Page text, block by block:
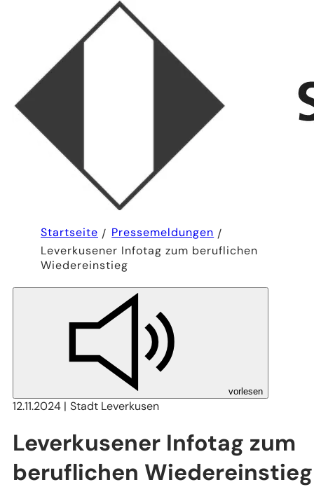
Startseite
Pressemeldungen
Leverkusener Infotag zum beruflichen
Wiedereinstieg
vorlesen
12.11.2024 Stadt Leverkusen
Leverkusener Infotag zum
beruflichen Wiedereinstieg